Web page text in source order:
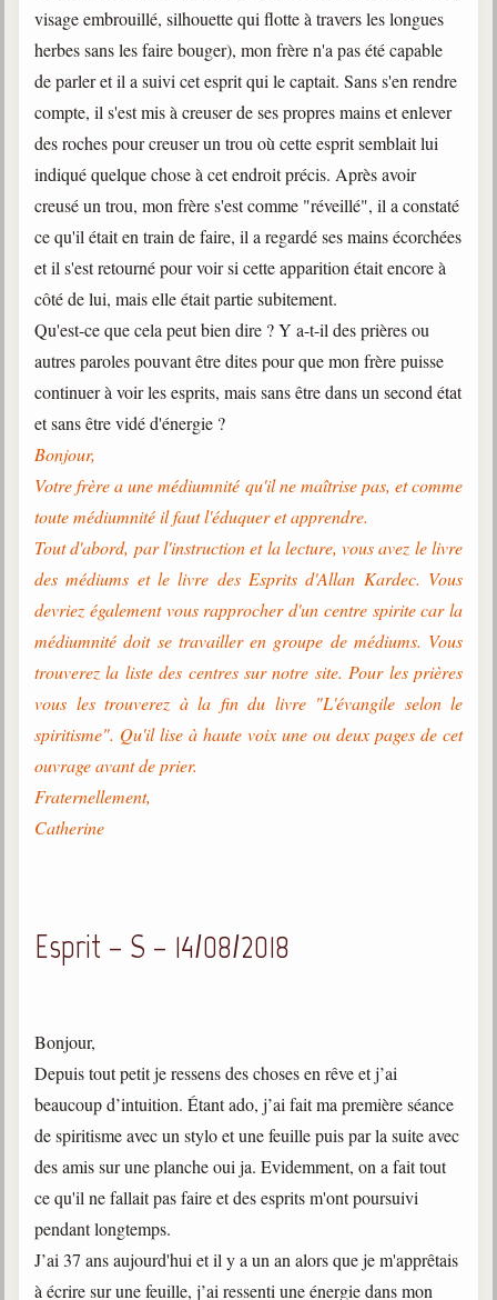
visage embrouillé, silhouette qui flotte à travers les longues
herbes sans les faire bouger), mon frère n'a pas été capable
de parler et il a suivi cet esprit qui le captait. Sans s'en rendre
compte, il s'est mis à creuser de ses propres mains et enlever
des roches pour creuser un trou où cette esprit semblait lui
indiqué quelque chose à cet endroit précis. Après avoir
creusé un trou, mon frère s'est comme "réveillé", il a constaté
ce qu'il était en train de faire, il a regardé ses mains écorchées
et il s'est retourné pour voir si cette apparition était encore à
côté de lui, mais elle était partie subitement.
Qu'est-ce que cela peut bien dire ? Y a-t-il des prières ou
autres paroles pouvant être dites pour que mon frère puisse
continuer à voir les esprits, mais sans être dans un second état
et sans être vidé d'énergie ?
Bonjour,
Votre frère a une médiumnité qu'il ne maîtrise pas, et comme
toute médiumnité il faut l'éduquer et apprendre.
Tout d'abord, par l'instruction et la lecture, vous avez le livre
des médiums et le livre des Esprits d'Allan Kardec. Vous
devriez également vous rapprocher d'un centre spirite car la
médiumnité doit se travailler en groupe de médiums. Vous
trouverez la liste des centres sur notre site. Pour les prières
vous les trouverez à la fin du livre "L'évangile selon le
spiritisme". Qu'il lise à haute voix une ou deux pages de cet
ouvrage avant de prier.
Fraternellement,
Catherine
Esprit – S – 14/08/2018
Bonjour,
Depuis tout petit je ressens des choses en rêve et j’ai
beaucoup d’intuition. Étant ado, j’ai fait ma première séance
de spiritisme avec un stylo et une feuille puis par la suite avec
des amis sur une planche oui ja. Evidemment, on a fait tout
ce qu'il ne fallait pas faire et des esprits m'ont poursuivi
pendant longtemps.
J’ai 37 ans aujourd'hui et il y a un an alors que je m'apprêtais
à écrire sur une feuille, j’ai ressenti une énergie dans mon